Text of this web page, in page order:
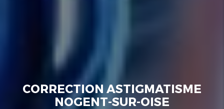
CORRECTION ASTIGMATISME
NOGENT-SUR-OISE